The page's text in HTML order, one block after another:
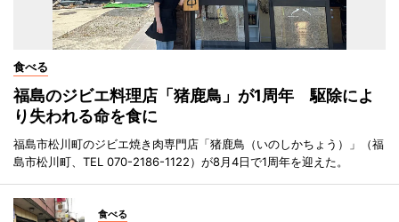
食べる
福島のジビエ料理店「猪鹿鳥」が1周年 駆除によ
り失われる命を食に
福島市松川町のジビエ焼き肉専門店「猪鹿鳥（いのしかちょう）」（福
島市松川町、TEL 070-2186-1122）が8月4日で1周年を迎えた。
食べる